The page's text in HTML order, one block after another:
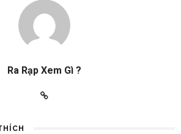
Ra Rạp Xem Gì ?